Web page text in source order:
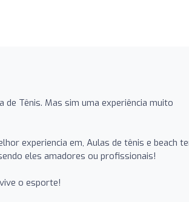
Tênis. Mas sim uma experiência muito
experiencia em, Aulas de tênis e beach
eles amadores ou profissionais!
o esporte!